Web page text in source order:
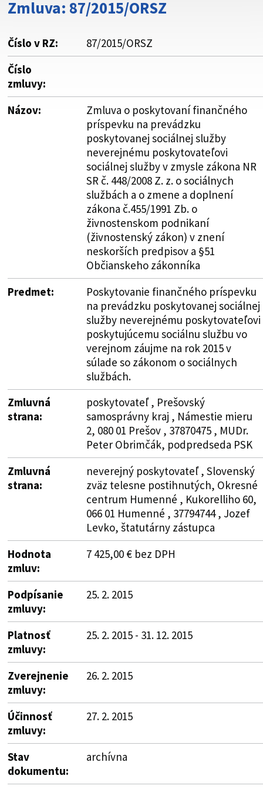
vždy začína https:// pred názvom domény webového sídla.
Zmluva: 87/2015/ORSZ
Číslo v RZ:
87/2015/ORSZ
Číslo
zmluvy:
Názov:
Zmluva o poskytovaní finančného
príspevku na prevádzku
poskytovanej sociálnej služby
neverejnému poskytovateľovi
sociálnej služby v zmysle zákona NR
SR č. 448/2008 Z. z. o sociálnych
službách a o zmene a doplnení
zákona č.455/1991 Zb. o
živnostenskom podnikaní
(živnostenský zákon) v znení
neskorších predpisov a §51
Občianskeho zákonníka
Predmet:
Poskytovanie finančného príspevku
na prevádzku poskytovanej sociálnej
služby neverejnému poskytovateľovi
poskytujúcemu sociálnu službu vo
verejnom záujme na rok 2015 v
súlade so zákonom o sociálnych
službách.
Zmluvná
strana:
poskytovateľ , Prešovský
samosprávny kraj , Námestie mieru
2, 080 01 Prešov , 37870475 , MUDr.
Peter Obrimčák, podpredseda PSK
Zmluvná
strana:
neverejný poskytovateľ , Slovenský
zväz telesne postihnutých, Okresné
centrum Humenné , Kukorelliho 60,
066 01 Humenné , 37794744 , Jozef
Levko, štatutárny zástupca
Hodnota
zmluv:
7 425,00 € bez DPH
Podpísanie
zmluvy:
25. 2. 2015
Platnosť
zmluvy:
25. 2. 2015 - 31. 12. 2015
Zverejnenie
zmluvy:
26. 2. 2015
Účinnosť
zmluvy:
27. 2. 2015
Stav
dokumentu:
archívna